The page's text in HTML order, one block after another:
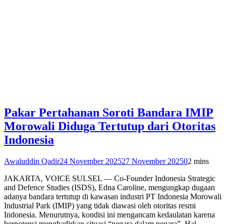
Pakar Pertahanan Soroti Bandara IMIP
Morowali Diduga Tertutup dari Otoritas
Indonesia
Awaluddin Qadir24 November 202527 November 202502 mins
JAKARTA, VOICE SULSEL — Co-Founder Indonesia Strategic
and Defence Studies (ISDS), Edna Caroline, mengungkap dugaan
adanya bandara tertutup di kawasan industri PT Indonesia Morowali
Industrial Park (IMIP) yang tidak diawasi oleh otoritas resmi
Indonesia. Menurutnya, kondisi ini mengancam kedaulatan karena